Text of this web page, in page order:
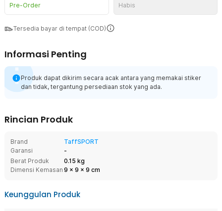
Pre-Order Habis
Tersedia bayar di tempat (COD)
Informasi Penting
Produk dapat dikirim secara acak antara yang memakai stiker
dan tidak, tergantung persediaan stok yang ada.
Rincian Produk
Brand
TaffSPORT
Garansi
-
Berat Produk
0.15 kg
Dimensi Kemasan 9 x 9 x 9 cm
Keunggulan Produk